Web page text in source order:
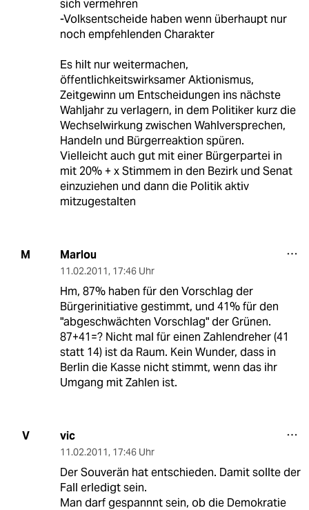
sich vermehren
-Volksentscheide haben wenn überhaupt nur
noch empfehlenden Charakter
Es hilt nur weitermachen,
öffentlichkeitswirksamer Aktionismus,
Zeitgewinn um Entscheidungen ins nächste
Wahljahr zu verlagern, in dem Politiker kurz die
Wechselwirkung zwischen Wahlversprechen,
Handeln und Bürgerreaktion spüren.
Vielleicht auch gut mit einer Bürgerpartei in
mit 20% + x Stimmem in den Bezirk und Senat
einzuziehen und dann die Politik aktiv
mitzugestalten
M Marlou
11.02.2011, 17:46 Uhr
Hm, 87% haben für den Vorschlag der
Bürgerinitiative gestimmt, und 41% für den
"abgeschwächten Vorschlag" der Grünen.
87+41=? Nicht mal für einen Zahlendreher (41
statt 14) ist da Raum. Kein Wunder, dass in
Berlin die Kasse nicht stimmt, wenn das ihr
Umgang mit Zahlen ist.
V vic
11.02.2011, 17:46 Uhr
Der Souverän hat entschieden. Damit sollte der
Fall erledigt sein.
Man darf gespannnt sein, ob die Demokratie